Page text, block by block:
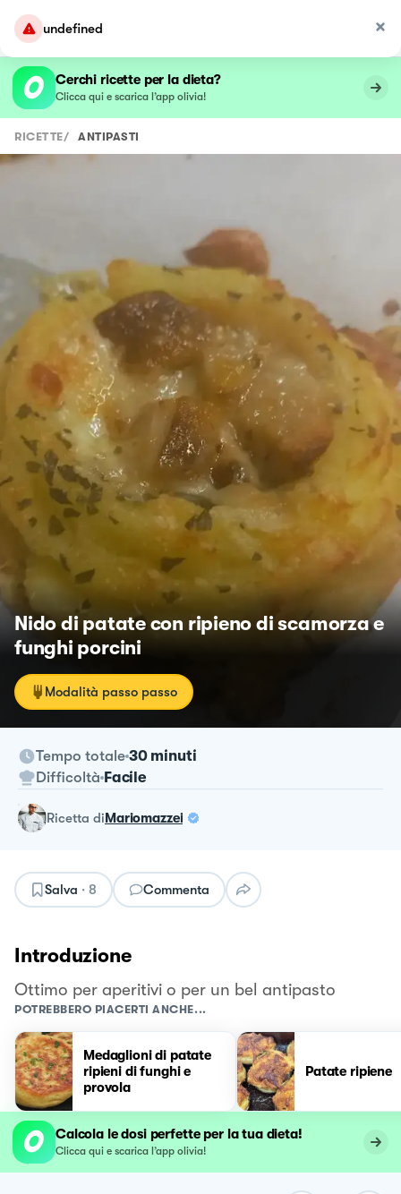
undefined
Cerchi ricette per la dieta?
Clicca qui e scarica l’app olivia!
RICETTE/ ANTIPASTI
Nido di patate con ripieno di scamorza e
funghi porcini
Modalità passo passo
Tempo totale 30 minuti
Difficoltà Facile
ricetta diMariomazzei
Salva · 8 Commenta
Introduzione
Ottimo per aperitivi o per un bel antipasto
POTREBBERO PIACERTI ANCHE...
Medaglioni di patate
ripieni di funghi e
provola
Patate ripiene
Calcola le dosi perfette per la tua dieta!
Clicca qui e scarica l’app olivia!